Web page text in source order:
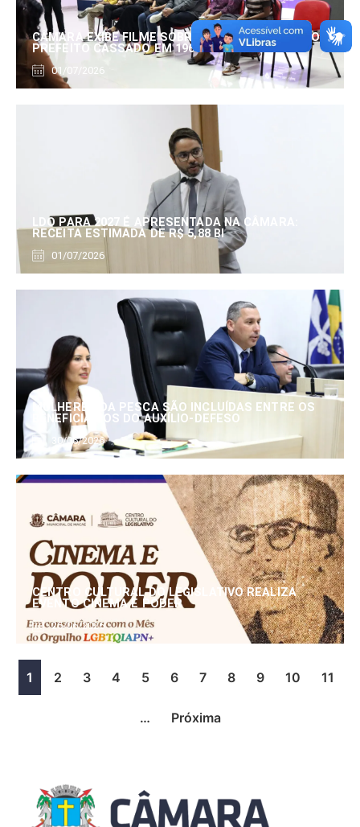
CÂMARA EXIBE FILME SOBRE EDUARDO SERRANO,
PREFEITO CASSADO EM 1960
01/07/2026
LDO PARA 2027 É APRESENTADA NA CÂMARA:
RECEITA ESTIMADA DE R$ 5,88 BI
01/07/2026
MULHERES DA PESCA SÃO INCLUÍDAS ENTRE OS
BENEFICIÁRIOS DO AUXÍLIO-DEFESO
30/06/2026
CENTRO CULTURAL DO LEGISLATIVO REALIZA
EVENTO CINEMA E PODER
25/06/2026
1 2 3 4 5 6 7 8 9 10 11
… Próxima